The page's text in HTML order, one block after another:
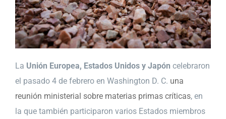
La Unión Europea, Estados Unidos y Japón celebraron
el pasado 4 de febrero en Washington D. C. una
reunión ministerial sobre materias primas críticas, en
la que también participaron varios Estados miembros